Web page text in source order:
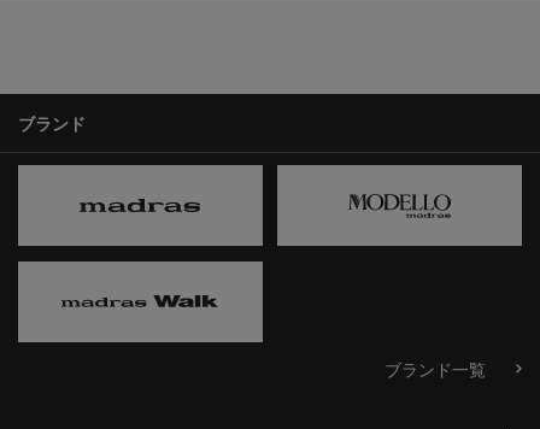
ブランド
ブランド一覧